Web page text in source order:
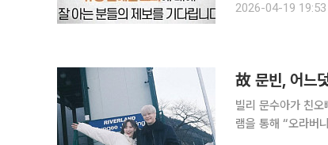
지난 14일 발생한
2026-04-19 19:53
故 문빈, 어느
빌리 문수아가 친오빠인 故
램을 통해 “오라버니 오랜만이